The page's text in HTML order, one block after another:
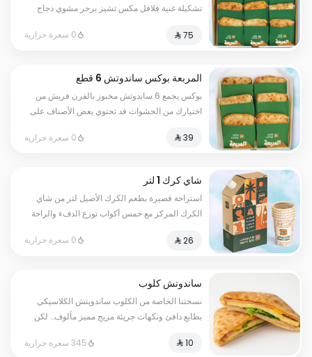
تشكيلة غنية فلافل مكس تشيز برجر مشوي دجاج
كل نوع
0 سعرة حرارية
المربعة بوكس ساندوتش 6 قطع
مخبوزة بالفرن من اختيارك .
بوكس يجمع 6 ساندوتش مخبوز بالفرن فريش من
اختيارك من الحشوات قد تحتوي بعض الأصناف على
0 سعرة حرارية
شاي كرك 1 لتر
استراحة قصيرة بطعم الكرك الأصيل لتر من شاي
الكرك المركز مع خمس أكواب توزع الدفء والراحة
0 سعرة حرارية
ساندوتش كلوب
نسختنا الخاصة من الكلوب ساندويتش الكلاسيكي
بطابع دافئ ونكهات جريئة مزيج مميز مألوف… لكن
345 سعرة حرارية